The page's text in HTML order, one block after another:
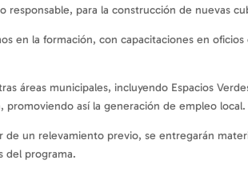
responsable, para la construcción de nuevas
en la formación, con capacitaciones en oficios
áreas municipales, incluyendo Espacios
promoviendo así la generación de empleo local.
un relevamiento previo, se entregarán
del programa.